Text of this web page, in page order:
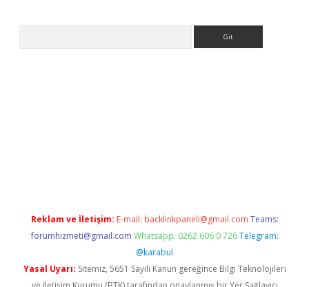
Reklam ve İletişim: E-mail: backlinkpaneli@gmail.com Teams:
forumhizmeti@gmail.com Whatsapp: 0262 606 0 726 Telegram:
@karabul
Yasal Uyarı: Sitemiz, 5651 Sayılı Kanun gereğince Bilgi Teknolojileri